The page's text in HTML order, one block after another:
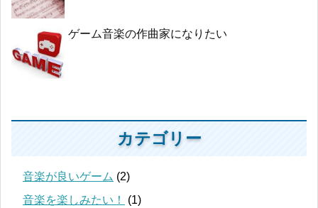
ゲーム音楽の作曲家になりたい
カテゴリー
音楽が良いゲーム (2)
音楽を楽しみたい！
(1)